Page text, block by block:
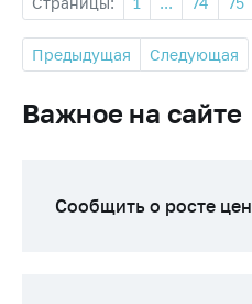
Предыдущая Следующая
Важное на сайте
Сообщить о росте цен